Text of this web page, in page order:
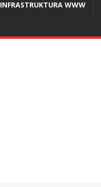
INFRASTRUKTURA WWW